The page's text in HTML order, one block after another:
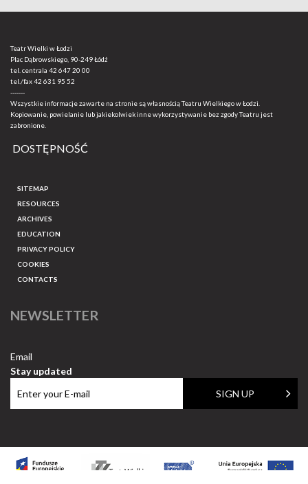
Teatr Wielki w Łodzi
Plac Dąbrowskiego, 90-249 Łódź
tel. centrala 42 647 20 00
tel./fax42 631 95 52
-------
Wszystkie informacje zawarte na stronie są własnością Teatru Wielkiego w Łodzi.
Kopiowanie, powielanie lub jakiekolwiek inne wykorzystywanie bez zgody Teatru jest
zabronione.
DOSTĘPNOŚĆ
SITEMAP
RESOURCES
ARCHIVES
EDUCATION
PRIVACY POLICY
COOKIES
CONTACTS
NEWSLETTER
Email
Stay updated